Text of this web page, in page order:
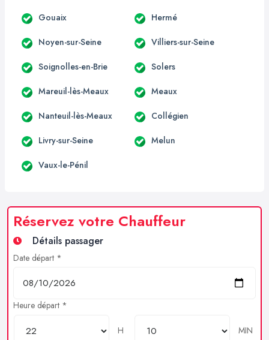
Gouaix Hermé
Noyen-sur-Seine Villiers-sur-Seine
Soignolles-en-Brie Solers
Mareuil-lès-Meaux Meaux
Nanteuil-lès-Meaux Collégien
Livry-sur-Seine Melun
Vaux-le-Pénil
Réservez votre Chauffeur
Détails passager
Date départ *
Heure départ *
H
MIN